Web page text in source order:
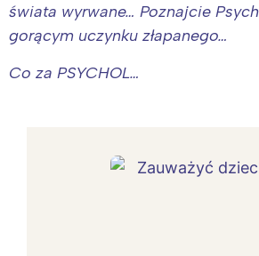
świata wyrwane… Poznajcie
gorącym uczynku złapanego…
Co za PSYCHOL…